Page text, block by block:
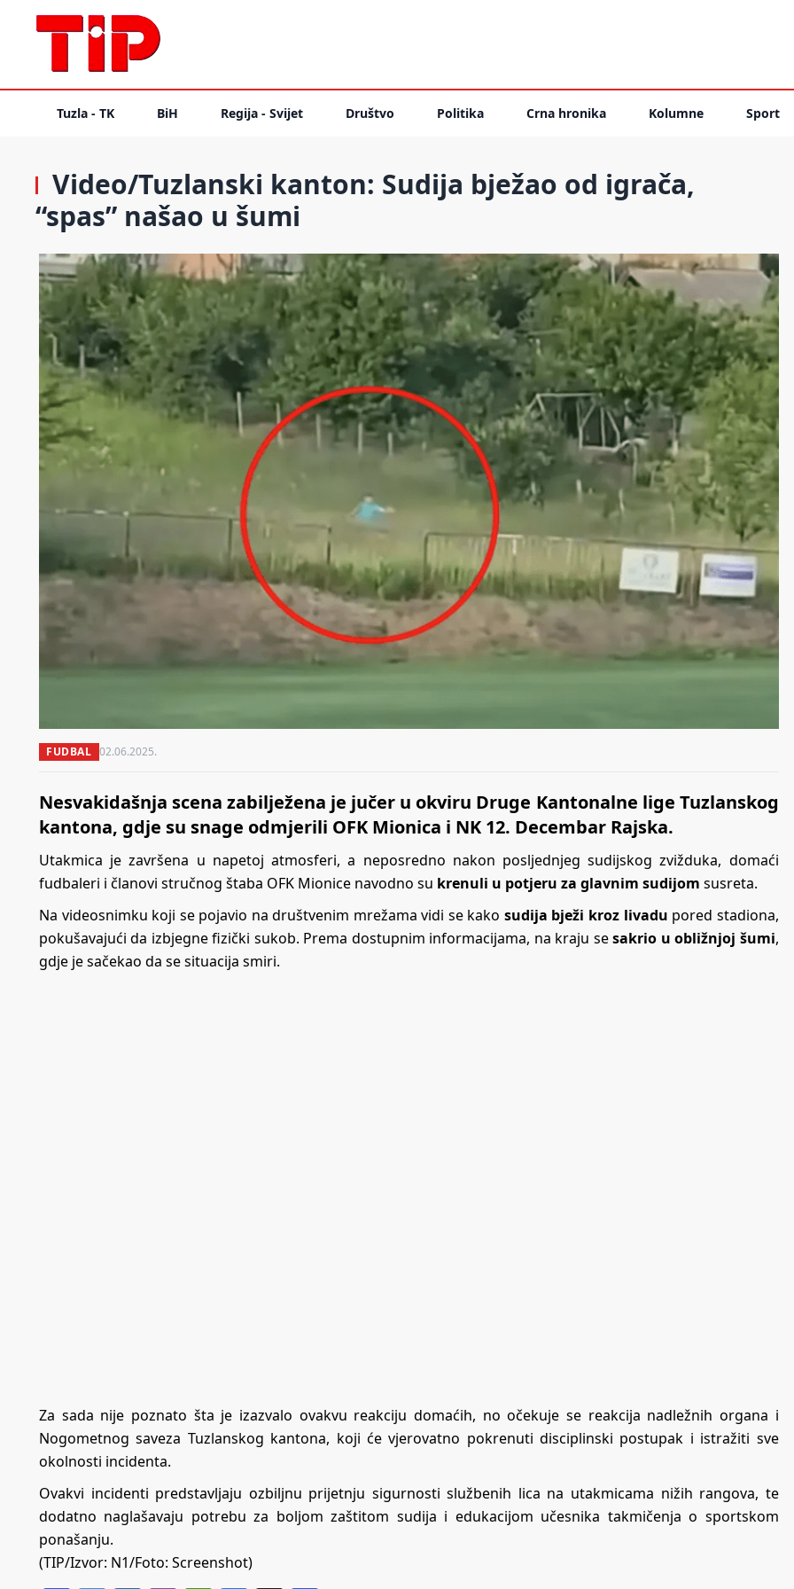
Tuzla - TK BiH Regija - Svijet Društvo Politika Crna hronika Kolumne Sport
Video/Tuzlanski kanton: Sudija bježao od igrača,
“spas” našao u šumi
FUDBAL 02.06.2025.
Nesvakidašnja scena zabilježena je jučer u okviru Druge Kantonalne lige Tuzlanskog
kantona, gdje su snage odmjerili OFK Mionica i NK 12. Decembar Rajska.
Utakmica je završena u napetoj atmosferi, a neposredno nakon posljednjeg sudijskog zvižduka, domaći
fudbaleri i članovi stručnog štaba OFK Mionice navodno su krenuli u potjeru za glavnim sudijom susreta.
Na videosnimku koji se pojavio na društvenim mrežama vidi se kako sudija bježi kroz livadu pored stadiona,
pokušavajući da izbjegne fizički sukob. Prema dostupnim informacijama, na kraju sesakrio u obližnjoj šumi,
gdje je sačekao da se situacija smiri.
Za sada nije poznato šta je izazvalo ovakvu reakciju domaćih, no očekuje se reakcija nadležnih organa i
Nogometnog saveza Tuzlanskog kantona, koji će vjerovatno pokrenuti disciplinski postupak i istražiti sve
okolnosti incidenta.
Ovakvi incidenti predstavljaju ozbiljnu prijetnju sigurnosti službenih lica na utakmicama nižih rangova, te
dodatno naglašavaju potrebu za boljom zaštitom sudija i edukacijom učesnika takmičenja o sportskom
ponašanju.
(TIP/Izvor: N1/Foto: Screenshot)